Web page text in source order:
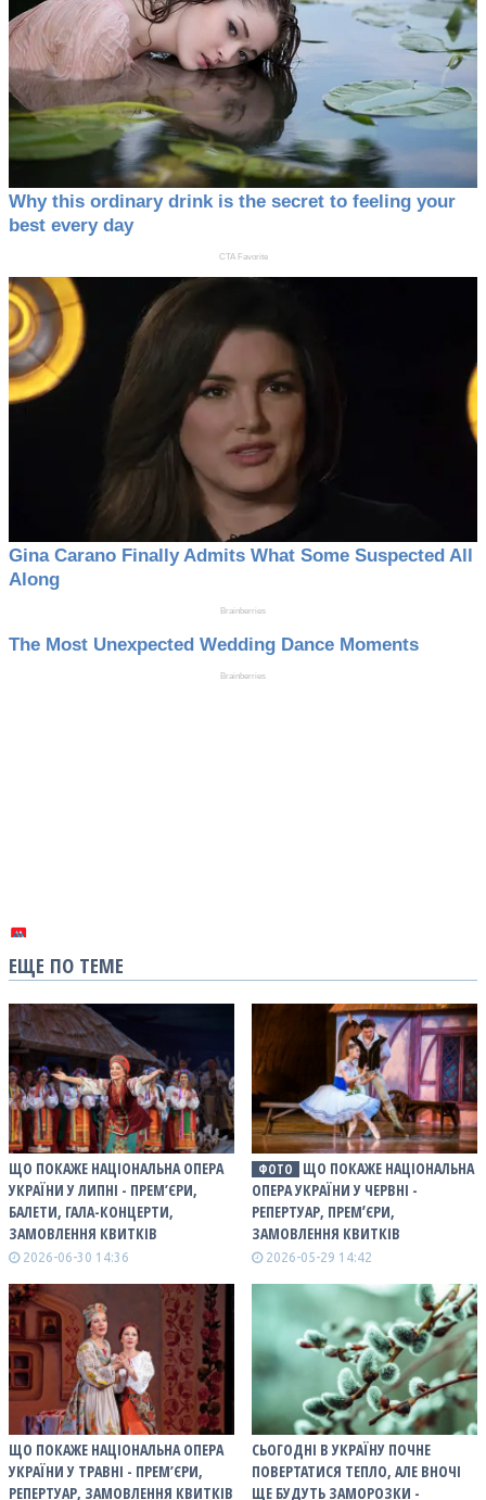
ЕЩЕ ПО ТЕМЕ
ЩО ПОКАЖЕ НАЦІОНАЛЬНА ОПЕРА
УКРАЇНИ У ЛИПНІ - ПРЕМ’ЄРИ,
БАЛЕТИ, ГАЛА-КОНЦЕРТИ,
ЗАМОВЛЕННЯ КВИТКІВ
2026-06-30 14:36
ФОТО
ЩО ПОКАЖЕ НАЦІОНАЛЬНА
ОПЕРА УКРАЇНИ У ЧЕРВНІ -
РЕПЕРТУАР, ПРЕМʼЄРИ,
ЗАМОВЛЕННЯ КВИТКІВ
2026-05-29 14:42
ЩО ПОКАЖЕ НАЦІОНАЛЬНА ОПЕРА
УКРАЇНИ У ТРАВНІ - ПРЕМ’ЄРИ,
РЕПЕРТУАР, ЗАМОВЛЕННЯ КВИТКІВ
СЬОГОДНІ В УКРАЇНУ ПОЧНЕ
ПОВЕРТАТИСЯ ТЕПЛО, АЛЕ ВНОЧІ
ЩЕ БУДУТЬ ЗАМОРОЗКИ -